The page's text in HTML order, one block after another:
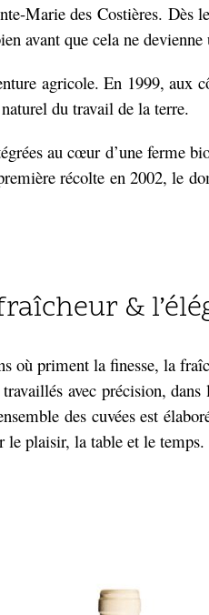
Marie des Costières. Dès
avant que cela ne devienne
agricole. En 1999, aux
du travail de la terre.
au cœur d’une ferme
récolte en 2002, le
&
où priment la finesse, la
avec précision,
des cuvées est
le plaisir, la table et le temps.